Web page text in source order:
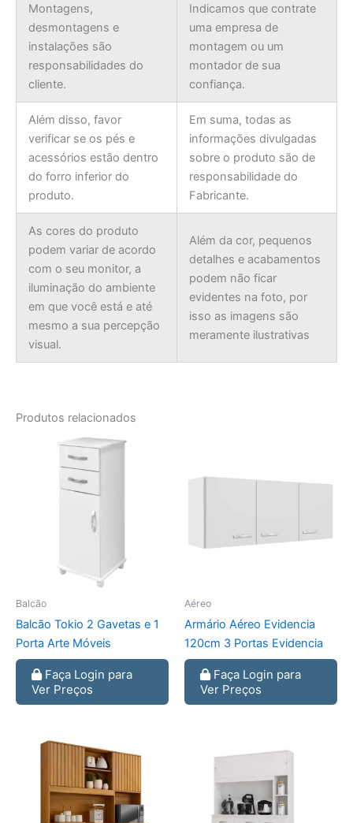
Montagens,
desmontagens e
instalações são
responsabilidades do
cliente.
Indicamos que contrate
uma empresa de
montagem ou um
montador de sua
confiança.
Além disso, favor
verificar se os pés e
acessórios estão dentro
do forro inferior do
produto.
Em suma, todas as
informações divulgadas
sobre o produto são de
responsabilidade do
Fabricante.
As cores do produto
podem variar de acordo
com o seu monitor, a
iluminação do ambiente
em que você está e até
mesmo a sua percepção
visual.
Além da cor, pequenos
detalhes e acabamentos
podem não ficar
evidentes na foto, por
isso as imagens são
meramente ilustrativas
Produtos relacionados
Balcão
Balcão Tokio 2 Gavetas e 1
Porta Arte Móveis
Faça Login para
Ver Preços
Aéreo
Armário Aéreo Evidencia
120cm 3 Portas Evidencia
Faça Login para
Ver Preços